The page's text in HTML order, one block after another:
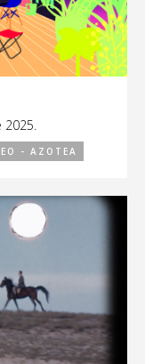
- AZOTEA